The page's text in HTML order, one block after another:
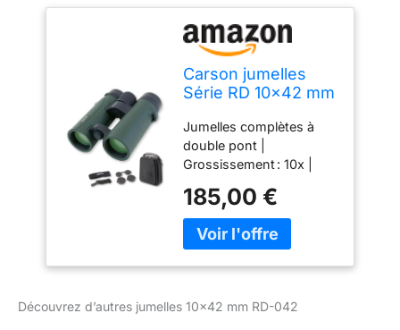
Carson jumelles
Série RD 10x42 mm
étanches à double
pont (RD-042)
Verte
Jumelles complètes à
double pont |
Grossissement : 10x |
mm | Couleur : vert
foncé Purgées à l’azote
et scellées par des joint
la buée | Idéales pour
185,00 €
Découvrez d’autres jumelles 10×42 mm RD-042